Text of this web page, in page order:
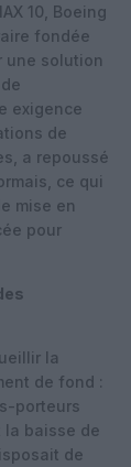
10, Boeing
fondée
une solution
exigence
de
a repoussé
ce qui
mise en
pour
la
de fond :
porteurs
la baisse de
de